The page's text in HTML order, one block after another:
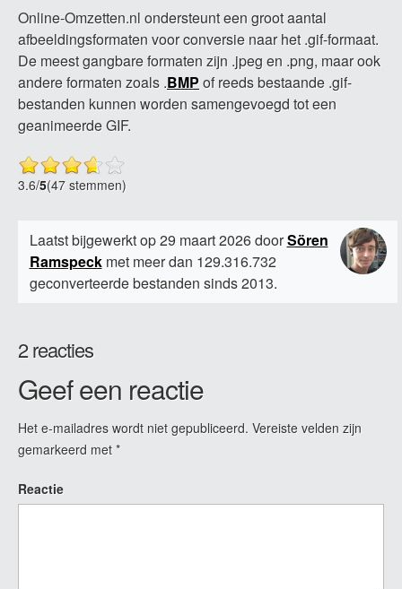
Online-Omzetten.nl ondersteunt een groot aantal
afbeeldingsformaten voor conversie naar het .gif-formaat.
De meest gangbare formaten zijn .jpeg en .png, maar ook
andere formaten zoals .BMP of reeds bestaande .gif-
bestanden kunnen worden samengevoegd tot een
geanimeerde GIF.
3.6/5(47 stemmen)
Laatst bijgewerkt op 29 maart 2026 doorSören
Ramspeckmet meer dan 129.316.732
geconverteerde bestanden sinds 2013.
2 reacties
Geef een reactie
Het e-mailadres wordt niet gepubliceerd. Vereiste velden zijn
gemarkeerd met *
Reactie